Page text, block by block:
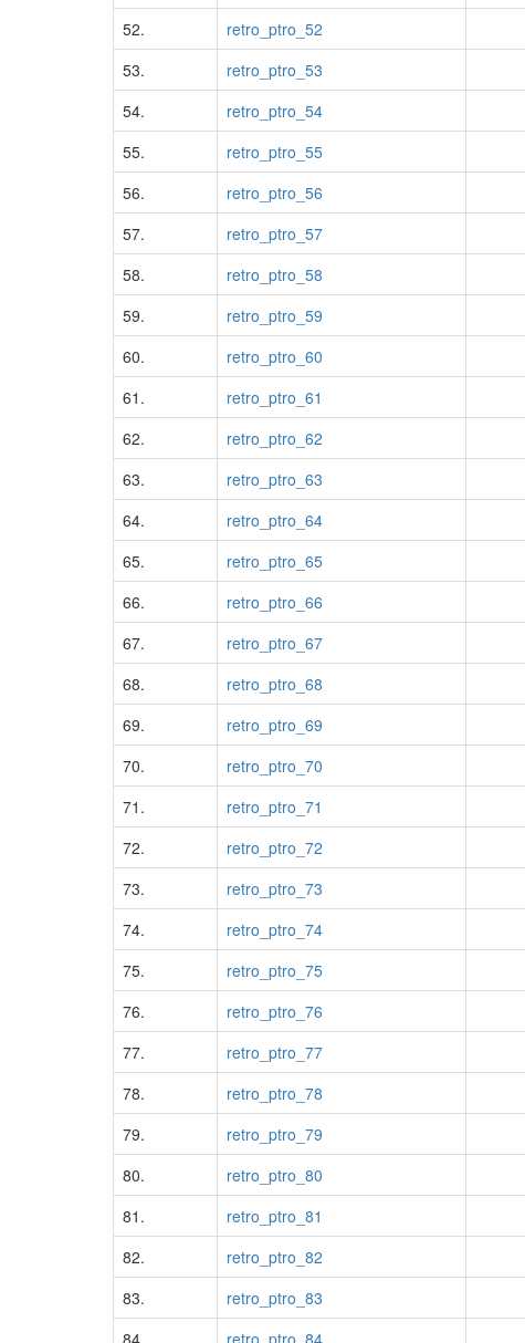
52. retro_ptro_52
53. retro_ptro_53
54. retro_ptro_54
55. retro_ptro_55
56. retro_ptro_56
57. retro_ptro_57
58. retro_ptro_58
59. retro_ptro_59
60. retro_ptro_60
61. retro_ptro_61
62. retro_ptro_62
63. retro_ptro_63
64. retro_ptro_64
65. retro_ptro_65
66. retro_ptro_66
67. retro_ptro_67
68. retro_ptro_68
69. retro_ptro_69
70. retro_ptro_70
71. retro_ptro_71
72. retro_ptro_72
73. retro_ptro_73
74. retro_ptro_74
75. retro_ptro_75
76. retro_ptro_76
77. retro_ptro_77
78. retro_ptro_78
79. retro_ptro_79
80. retro_ptro_80
81. retro_ptro_81
82. retro_ptro_82
83. retro_ptro_83
84. retro_ptro_84